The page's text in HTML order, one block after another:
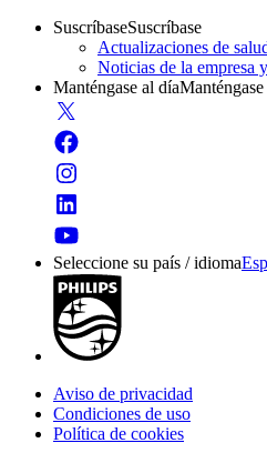
SuscríbaseSuscríbase
Actualizaciones de
Noticias de la empresa
Manténgase al día
Seleccione su país / idioma
Aviso de privacidad
Condiciones de uso
Política de cookies